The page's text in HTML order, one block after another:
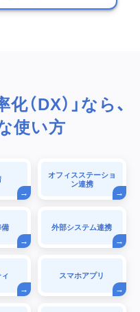
（DX）」なら、
使い方
オフィスステーショ
ン連携
外部システム連携
スマホアプリ